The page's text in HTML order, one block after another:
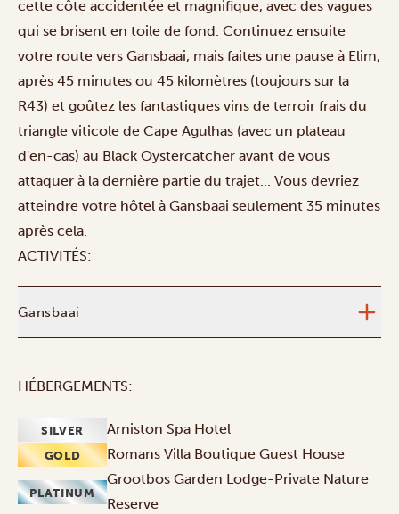
cette côte accidentée et magnifique, avec des vagues
qui se brisent en toile de fond. Continuez ensuite
votre route vers Gansbaai, mais faites une pause à Elim,
après 45 minutes ou 45 kilomètres (toujours sur la
R43) et goûtez les fantastiques vins de terroir frais du
triangle viticole de Cape Agulhas (avec un plateau
d'en-cas) au Black Oystercatcher avant de vous
attaquer à la dernière partie du trajet... Vous devriez
atteindre votre hôtel à Gansbaai seulement 35 minutes
après cela.
ACTIVITÉS:
Gansbaai
HÉBERGEMENTS:
SILVER Arniston Spa Hotel
GOLD Romans Villa Boutique Guest House
PLATINUM
Grootbos Garden Lodge-Private Nature
Reserve